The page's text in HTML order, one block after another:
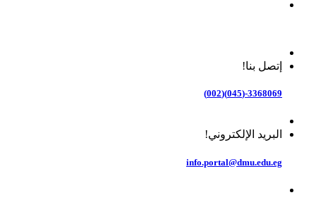
إتصل بنا!
3368069-(045)(002)
البريد الإلكتروني!
info.portal@dmu.edu.eg